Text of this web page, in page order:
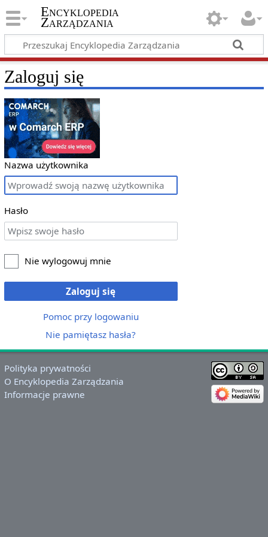
Encyklopedia
Zarządzania
Zaloguj się
Nazwa użytkownika
Hasło
Nie wylogowuj mnie
Zaloguj się
Pomoc przy logowaniu
Nie pamiętasz hasła?
Polityka prywatności
O Encyklopedia Zarządzania
Informacje prawne